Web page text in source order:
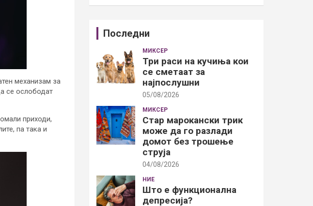
механизам за
се ослободат
приходи,
па така и
Последни
МИКСЕР
Три раси на кучиња кои
се сметаат за
најпослушни
05/08/2026
МИКСЕР
Стар марокански трик
може да го разлади
домот без трошење
струја
04/08/2026
НИЕ
Што е функционална
депресија?